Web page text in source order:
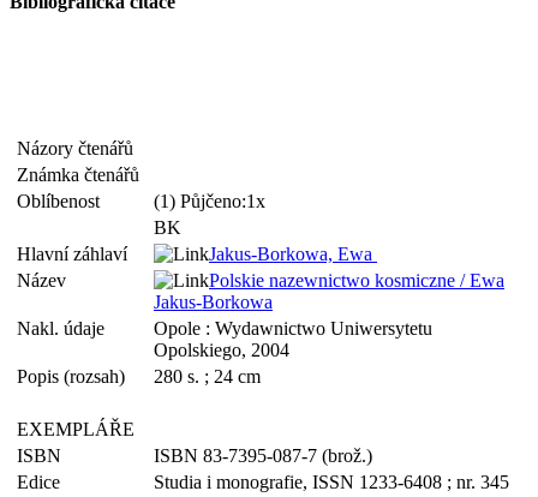
Názory čtenářů
Známka čtenářů
Oblíbenost
(1) Půjčeno:1x
BK
Hlavní záhlaví
Jakus-Borkowa, Ewa
Název
Polskie nazewnictwo kosmiczne / Ewa
Jakus-Borkowa
Nakl. údaje
Opole : Wydawnictwo Uniwersytetu
Opolskiego, 2004
Popis (rozsah)
280 s. ; 24 cm
EXEMPLÁŘE
ISBN
ISBN 83-7395-087-7 (brož.)
Edice
Studia i monografie, ISSN 1233-6408 ; nr. 345